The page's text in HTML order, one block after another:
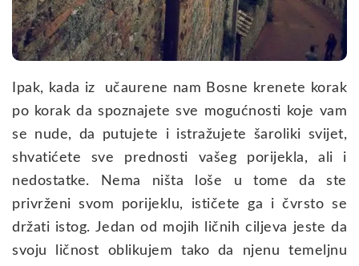
Ipak, kada iz učaurene nam Bosne krenete korak
po korak da spoznajete sve mogućnosti koje vam
se nude, da putujete i istražujete šaroliki svijet,
shvatićete sve prednosti vašeg porijekla, ali i
nedostatke. Nema ništa loše u tome da ste
privrženi svom porijeklu, ističete ga i čvrsto se
držati istog. Jedan od mojih ličnih ciljeva jeste da
svoju ličnost oblikujem tako da njenu temeljnu